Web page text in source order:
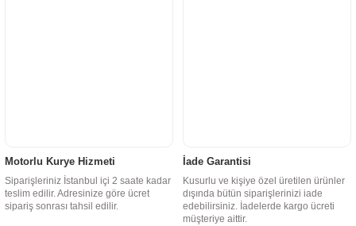
Motorlu Kurye Hizmeti
Siparişleriniz İstanbul içi 2 saate kadar
teslim edilir. Adresinize göre ücret
sipariş sonrası tahsil edilir.
İade Garantisi
Kusurlu ve kişiye özel üretilen ürünler
dışında bütün siparişlerinizi iade
edebilirsiniz. İadelerde kargo ücreti
müşteriye aittir.